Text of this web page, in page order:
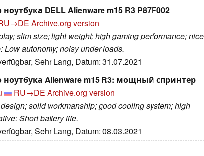
DELL Alienware m15 R3 P87F002
Archive.org version
slim size; light weight; high gaming performance; nice
Low autonomy; noisy under loads.
Sehr Lang, Datum: 31.07.2021
ноутбука Alienware m15 R3: мощный спринтер
RU→DE Archive.org version
solid workmanship; good cooling system; high
Short battery life.
Sehr Lang, Datum: 08.03.2021